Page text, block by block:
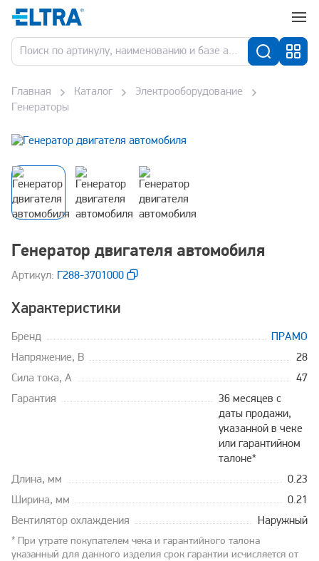
Главная Каталог
Электрооборудование
Генераторы
Генератор двигателя автомобиля
Aртикул: Г288-3701000
Характеристики
Бренд
ПРАМО
Напряжение, В
28
Сила тока, А
47
Гарантия
36 месяцев с
даты продажи,
указанной в чеке
или гарантийном
талоне*
Длина, мм
0.23
Ширина, мм
0.21
Вентилятор охлаждения
Наружный
* При утрате покупателем чека и гарантийного талона
указанный для данного изделия срок гарантии исчисляется от